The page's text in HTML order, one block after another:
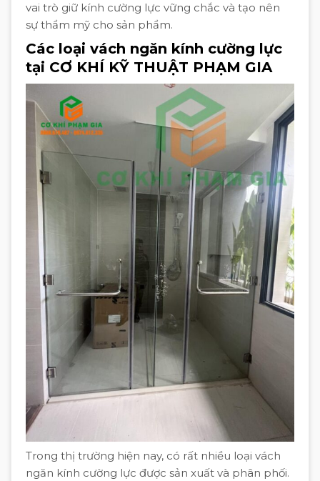
vai trò giữ kính cường lực vững chắc và tạo nên
sự thẩm mỹ cho sản phẩm.
Các loại vách ngăn kính cường lực
tại CƠ KHÍ KỸ THUẬT PHẠM GIA
Trong thị trường hiện nay, có rất nhiều loại vách
ngăn kính cường lực được sản xuất và phân phối.